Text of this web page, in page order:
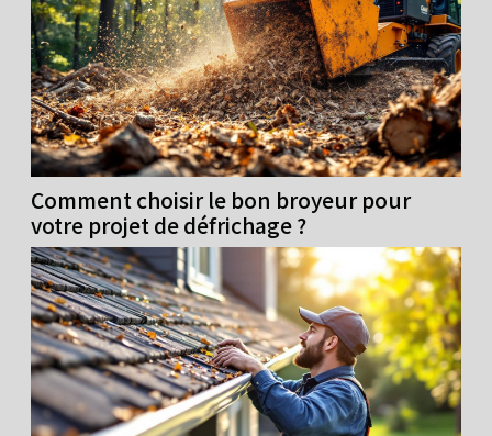
Comment choisir le bon broyeur pour
votre projet de défrichage ?